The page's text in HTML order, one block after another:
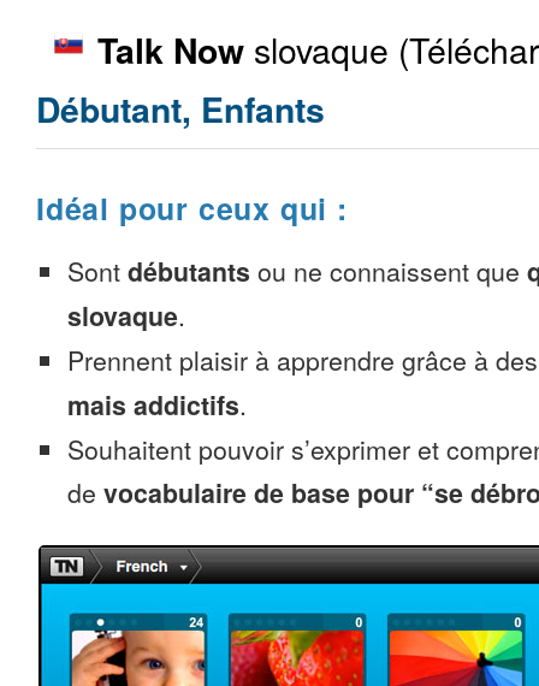
Talk Now slovaque
Débutant, Enfants
Idéal pour ceux qui :
Sont débutants ou ne connaissent que
slovaque.
Prennent plaisir à apprendre grâce à
mais addictifs.
Souhaitent pouvoir s’exprimer et
de vocabulaire de base pour “se